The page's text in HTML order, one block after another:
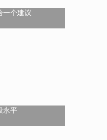
一个建议
永平